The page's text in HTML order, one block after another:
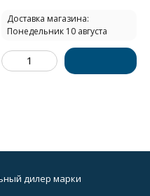
Доставка магазина:
Понедельник 10 августа
дилер марки